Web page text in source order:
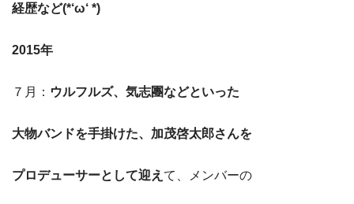
経歴など(*‘ω‘ *)
2015年
７月： ウルフルズ、気志團などといった
大物バンドを手掛けた、加茂啓太郎さんを
プロデューサーとして迎え て、メンバーの